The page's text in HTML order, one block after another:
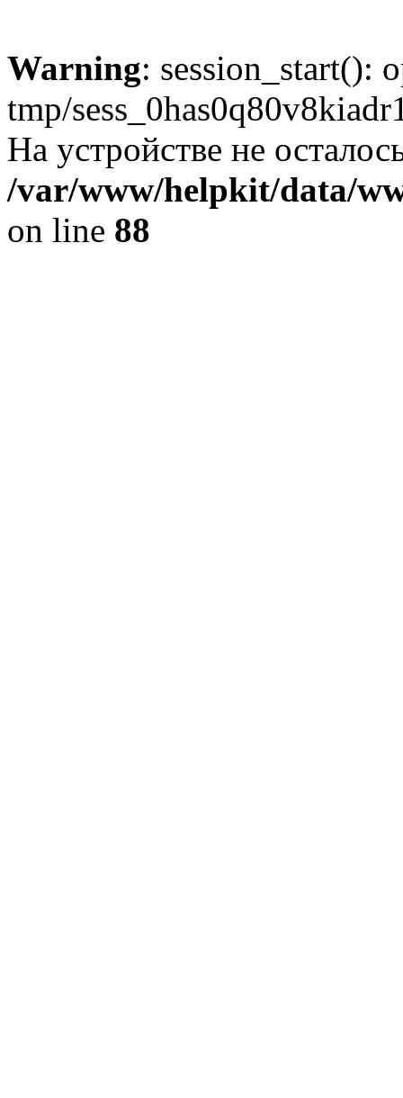
Warning: session_start():
tmp/
На устройстве не
/var/www/helpkit/data/
on line 88